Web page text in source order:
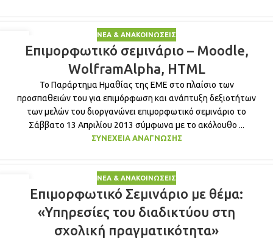
ΝΈΑ & ΑΝΑΚΟΙΝΏΣΕΙΣ
Επιμορφωτικό σεμινάριο – Moodle,
WolframAlpha, HTML
Το Παράρτημα Ημαθίας της ΕΜΕ στο πλαίσιο των
προσπαθειών του για επιμόρφωση και ανάπτυξη δεξιοτήτων
των μελών του διοργανώνει επιμορφωτικό σεμινάριο το
Σάββατο 13 Απριλίου 2013 σύμφωνα με το ακόλουθο ...
ΣΥΝΈΧΕΙΑ ΑΝΆΓΝΩΣΗΣ
ΝΈΑ & ΑΝΑΚΟΙΝΏΣΕΙΣ
Επιμορφωτικό Σεμινάριο με θέμα:
«Υπηρεσίες του διαδικτύου στη
σχολική πραγματικότητα»